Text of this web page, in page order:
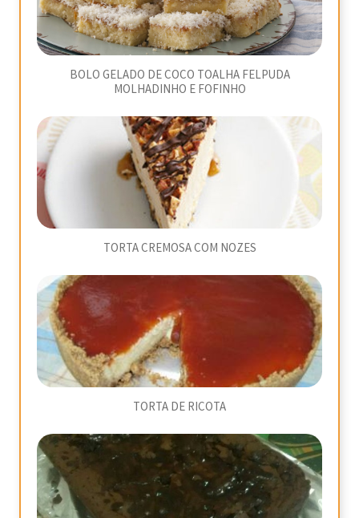
BOLO GELADO DE COCO TOALHA FELPUDA
MOLHADINHO E FOFINHO
TORTA CREMOSA COM NOZES
TORTA DE RICOTA